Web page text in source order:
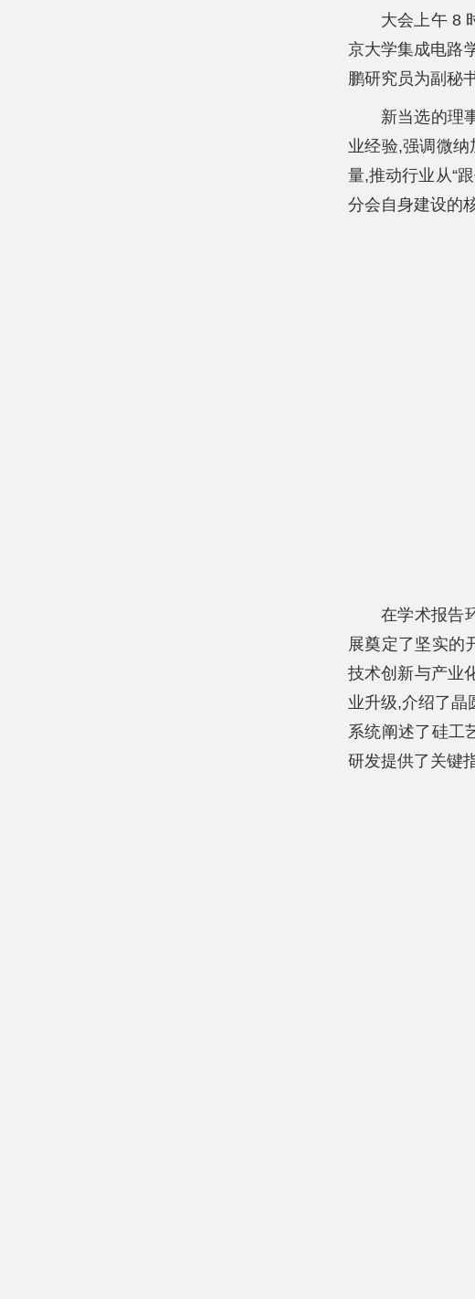
大会上午 8
京大学集成电路
鹏研究员为副秘
新当选的理
业经验,强调微纳
量,推动行业从“
分会自身建设的
在学术报告
展奠定了坚实的
技术创新与产业
业升级,介绍了晶
系统阐述了硅工
研发提供了关键